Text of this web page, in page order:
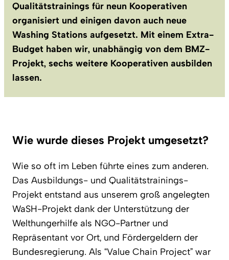
Qualitätstrainings für neun Kooperativen
organisiert und einigen davon auch neue
Washing Stations aufgesetzt. Mit einem Extra-
Budget haben wir, unabhängig von dem BMZ-
Projekt, sechs weitere Kooperativen ausbilden
lassen.
Wie wurde dieses Projekt umgesetzt?
Wie so oft im Leben führte eines zum anderen.
Das Ausbildungs- und Qualitätstrainings-
Projekt entstand aus unserem groß angelegten
WaSH-Projekt dank der Unterstützung der
Welthungerhilfe als NGO-Partner und
Repräsentant vor Ort, und Fördergeldern der
Bundesregierung. Als “Value Chain Project” war